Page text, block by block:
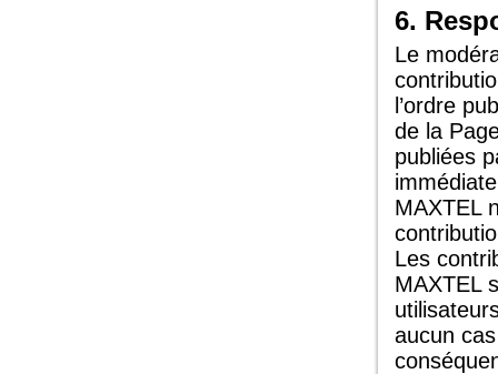
6.
Le
l’ordre
de la
publiées
MAXTEL
Les
MAXTEL
aucun